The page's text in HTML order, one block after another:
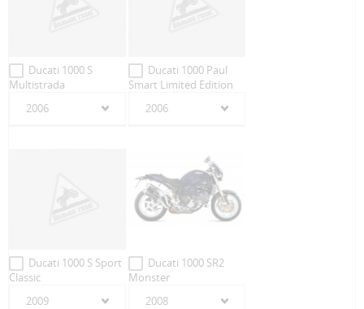
Ducati 1000 S
Multistrada
2006
Ducati 1000 Paul
Smart Limited Edition
2006
Ducati 1000 S Sport
Classic
2009
Ducati 1000 SR2
Monster
2008